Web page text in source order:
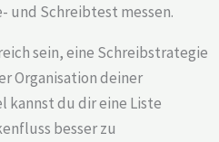
und Schreibtest messen.
sein, eine Schreibstrategie
Organisation deiner
kannst du dir eine Liste
besser zu